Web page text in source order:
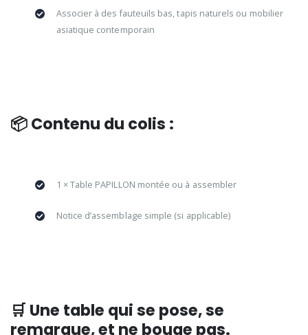
Associer à des fauteuils bas, tapis naturels ou mobilier
asiatique contemporain
📦 Contenu du colis :
1 × Table PAPILLON montée ou à assembler
Notice d’assemblage simple (si applicable)
🛒 Une table qui se pose, se
remarque, et ne bouge pas.